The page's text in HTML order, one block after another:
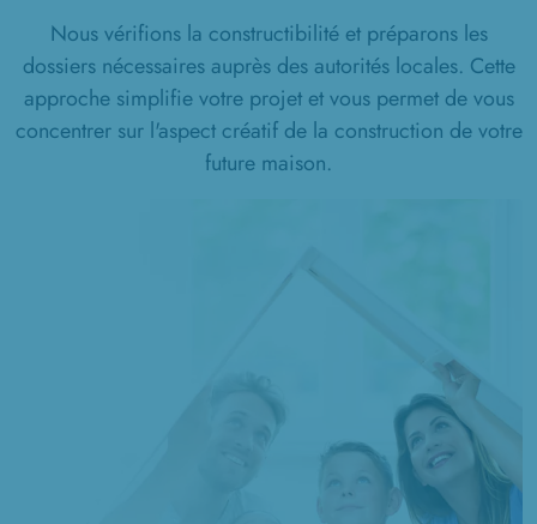
Nous vérifions la constructibilité et préparons les
dossiers nécessaires auprès des autorités locales. Cette
approche simplifie votre projet et vous permet de vous
concentrer sur l'aspect créatif de la construction de votre
future maison.